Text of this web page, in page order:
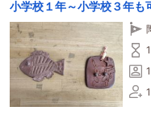
小学校１年～小学校３年も